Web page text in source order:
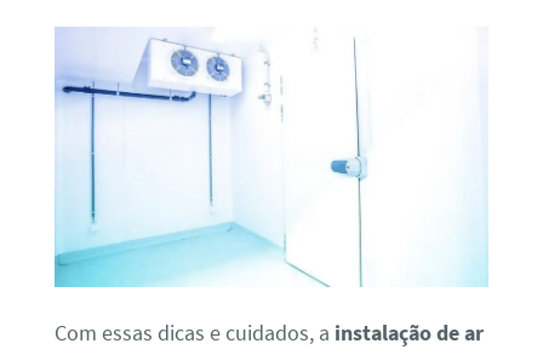
Com essas dicas e cuidados, a instalação de ar